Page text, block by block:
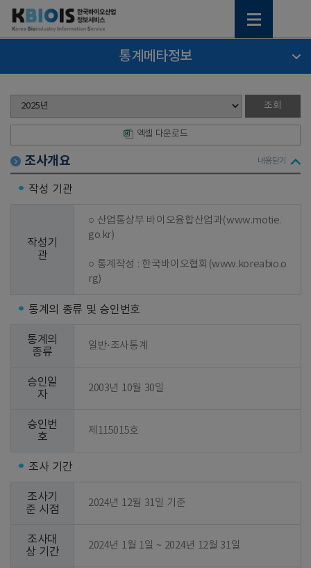
통계메타정보
엑셀 다운로드
조사개요 내용닫기
작성 기관
작성기
관
○ 산업통상부 바이오융합산업과(www.motie.
go.kr)
○ 통계작성 : 한국바이오협회(www.koreabio.o
rg)
통계의 종류 및 승인번호
통계의
종류
일반⋅조사통계
승인일
자
2003년 10월 30일
승인번
호
제115015호
조사 기간
조사기
준 시점
2024년 12월 31일 기준
조사대
상 기간
2024년 1월 1일 ~ 2024년 12월 31일